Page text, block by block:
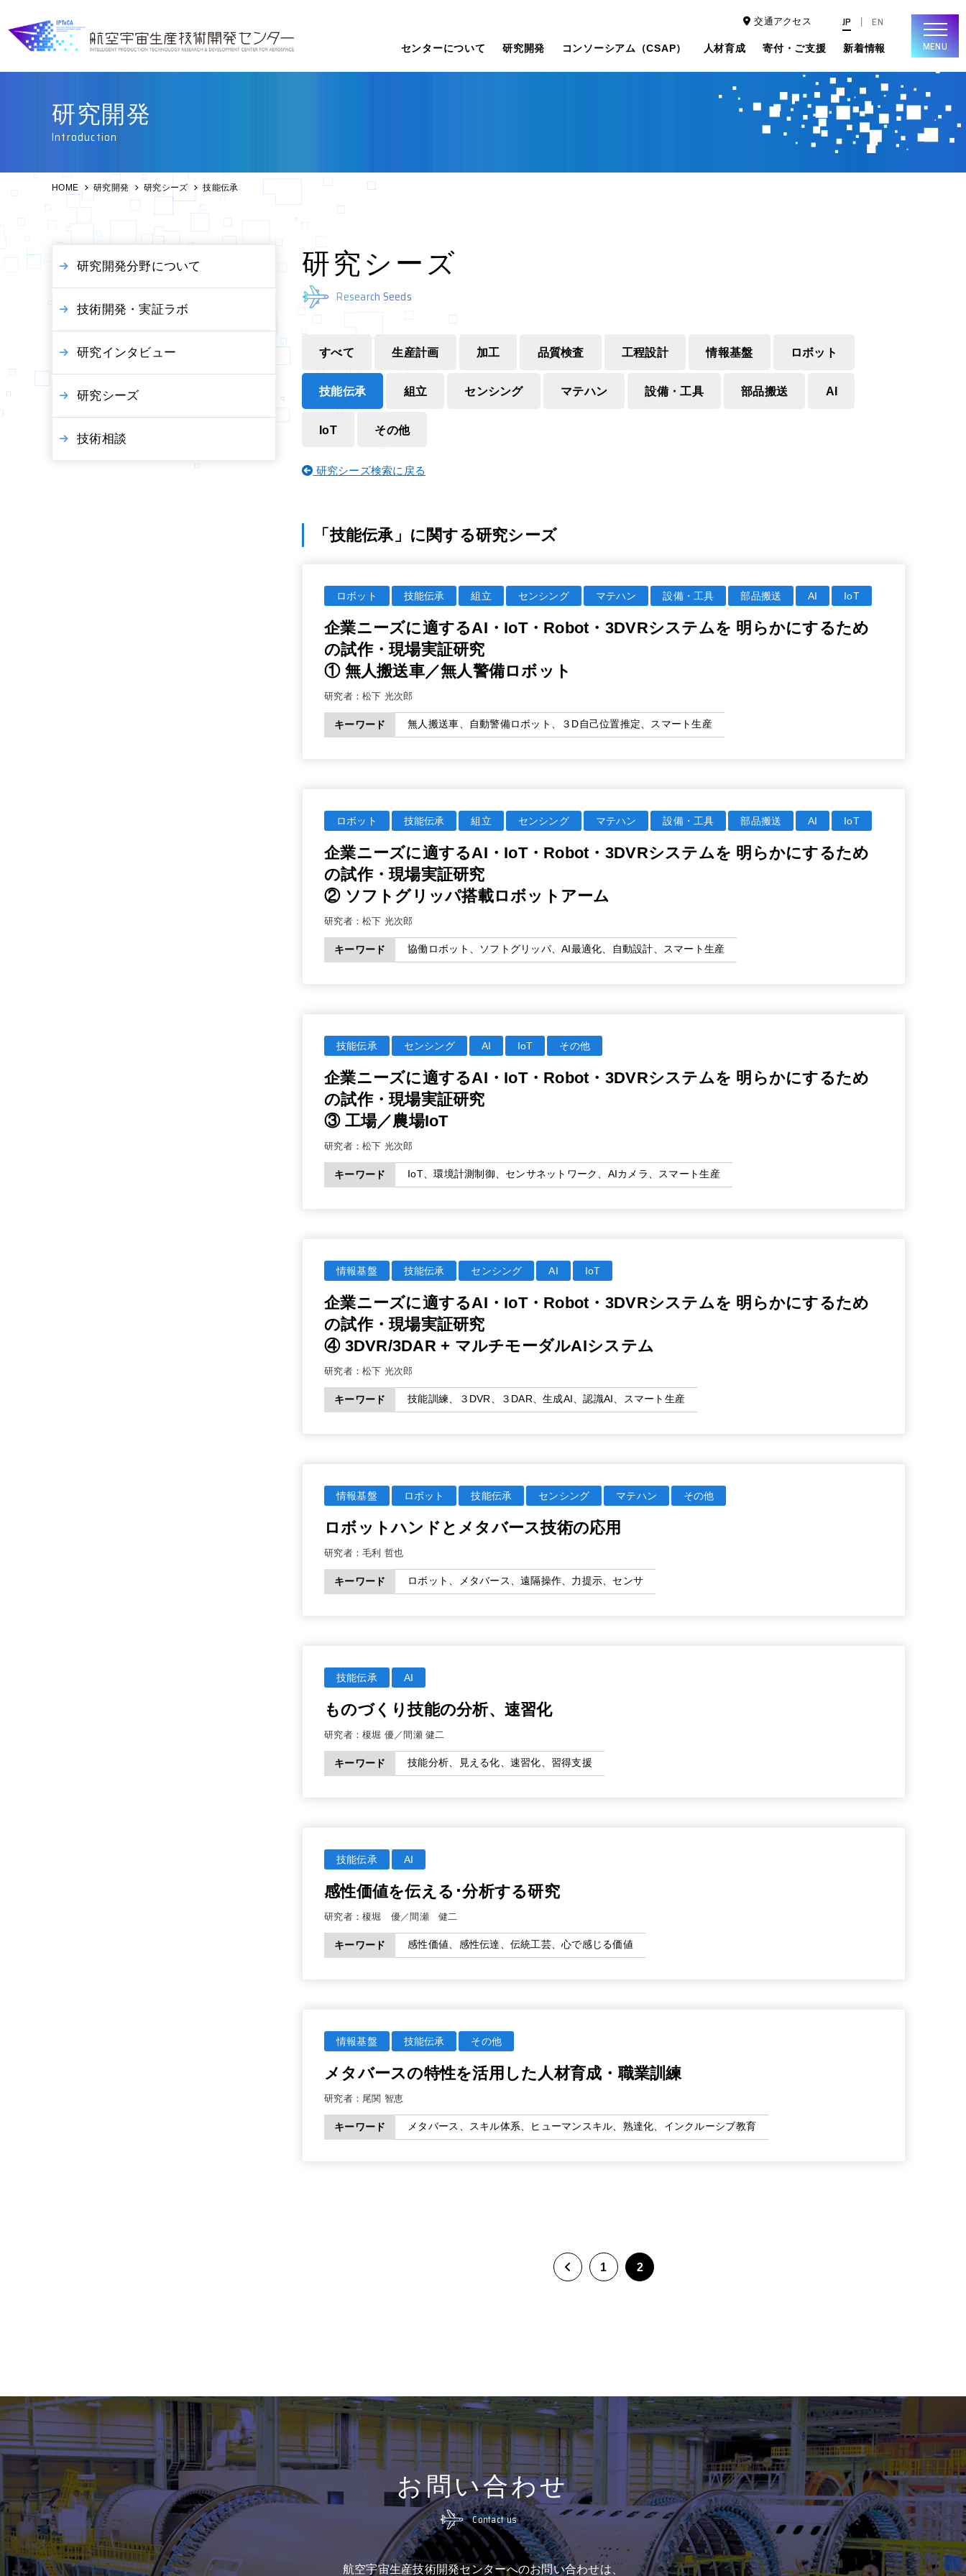
センターについて 研究開発 コンソーシアム（CSAP） 人材育成 寄付・ご支援 新着情報
交通アクセス JP EN
研究開発
Introduction
HOME 研究開発 研究シーズ 技能伝承
研究開発分野について
技術開発・実証ラボ
研究インタビュー
研究シーズ
技術相談
研究シーズ
Research Seeds
すべて 生産計画 加工 品質検査 工程設計 情報基盤 ロボット
技能伝承 組立 センシング マテハン 設備・工具 部品搬送 AI
IoT その他
研究シーズ検索に戻る
「技能伝承」に関する研究シーズ
ロボット 技能伝承 組立 センシング マテハン 設備・工具 部品搬送 AI IoT
企業ニーズに適するAI・IoT・Robot・3DVRシステムを 明らかにするため
の試作・現場実証研究
① 無人搬送車／無人警備ロボット
研究者：松下 光次郎
キーワード 無人搬送車、自動警備ロボット、３D自己位置推定、スマート生産
ロボット 技能伝承 組立 センシング マテハン 設備・工具 部品搬送 AI IoT
企業ニーズに適するAI・IoT・Robot・3DVRシステムを 明らかにするため
の試作・現場実証研究
② ソフトグリッパ搭載ロボットアーム
研究者：松下 光次郎
キーワード 協働ロボット、ソフトグリッパ、AI最適化、自動設計、スマート生産
技能伝承 センシング AI IoT その他
企業ニーズに適するAI・IoT・Robot・3DVRシステムを 明らかにするため
の試作・現場実証研究
③ 工場／農場IoT
研究者：松下 光次郎
キーワード IoT、環境計測制御、センサネットワーク、AIカメラ、スマート生産
情報基盤 技能伝承 センシング AI IoT
企業ニーズに適するAI・IoT・Robot・3DVRシステムを 明らかにするため
の試作・現場実証研究
④ 3DVR/3DAR + マルチモーダルAIシステム
研究者：松下 光次郎
キーワード 技能訓練、３DVR、３DAR、生成AI、認識AI、スマート生産
情報基盤 ロボット 技能伝承 センシング マテハン その他
ロボットハンドとメタバース技術の応用
研究者：毛利 哲也
キーワード ロボット、メタバース、遠隔操作、力提示、センサ
技能伝承 AI
ものづくり技能の分析、速習化
研究者：榎堀 優 間瀬 健二
キーワード 技能分析、見える化、速習化、習得支援
技能伝承 AI
感性価値を伝える･分析する研究
研究者：榎堀 優 間瀬 健二
キーワード 感性価値、感性伝達、伝統工芸、心で感じる価値
情報基盤 技能伝承 その他
メタバースの特性を活用した人材育成・職業訓練
研究者： 尾関 智恵
キーワード メタバース、スキル体系、ヒューマンスキル、熟達化、インクルーシブ教育
1 2
お問い合わせ
Contact us
航空宇宙生産技術開発センターへのお問い合わせは、
MENU